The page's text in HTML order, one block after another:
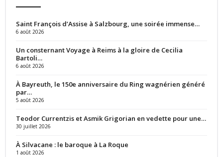
Saint François d’Assise à Salzbourg, une soirée immense…
6 août 2026
Un consternant Voyage à Reims à la gloire de Cecilia
Bartoli…
6 août 2026
À Bayreuth, le 150e anniversaire du Ring wagnérien généré
par…
5 août 2026
Teodor Currentzis et Asmik Grigorian en vedette pour une…
30 juillet 2026
À Silvacane : le baroque à La Roque
1 août 2026